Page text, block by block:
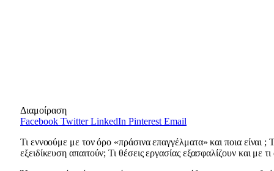
Διαμοίραση
Facebook Twitter LinkedIn Pinterest Email
Τι εννοούμε με τον όρο «πράσινα επαγγέλματα» και ποια είναι
εξειδίκευση απαιτούν; Τι θέσεις εργασίας εξασφαλίζουν και